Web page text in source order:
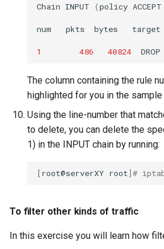
Chain INPUT (policy ACCEPT
num pkts bytes target
1 486 40824 DROP
The column containing the rule
highlighted for you in the sample
Using the line-number that
to delete, you can delete the
1) in the INPUT chain by running:
[root@serverXY root]#
To filter other kinds of traffic
In this exercise you will learn how